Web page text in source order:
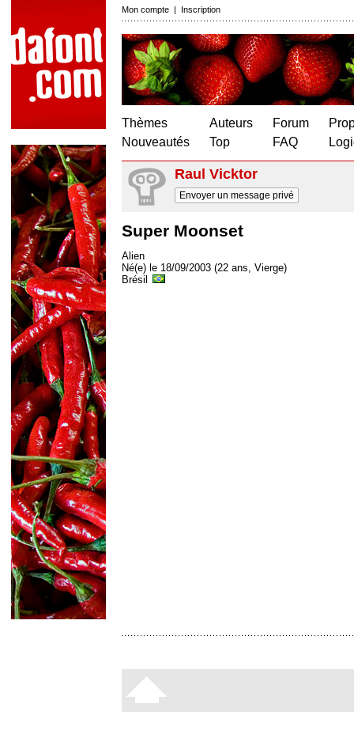
Mon compte | Inscription
Thèmes
Nouveautés
Auteurs
Top
Forum
FAQ
Raul Vicktor
Envoyer un message privé
Super Moonset
Alien
Né(e) le 18/09/2003 (22 ans, Vierge)
Brésil